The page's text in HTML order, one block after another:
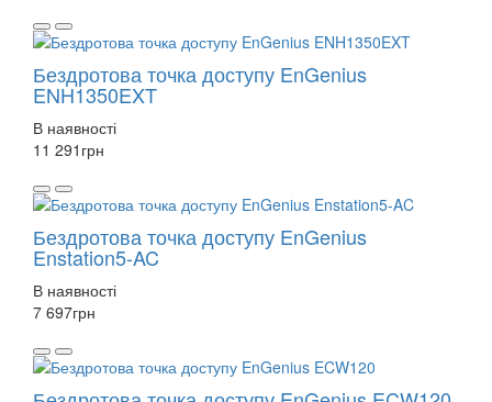
Бездротова точка доступу EnGenius
ENH1350EXT
В наявності
11 291 грн
Бездротова точка доступу EnGenius
Enstation5-AC
В наявності
7 697грн